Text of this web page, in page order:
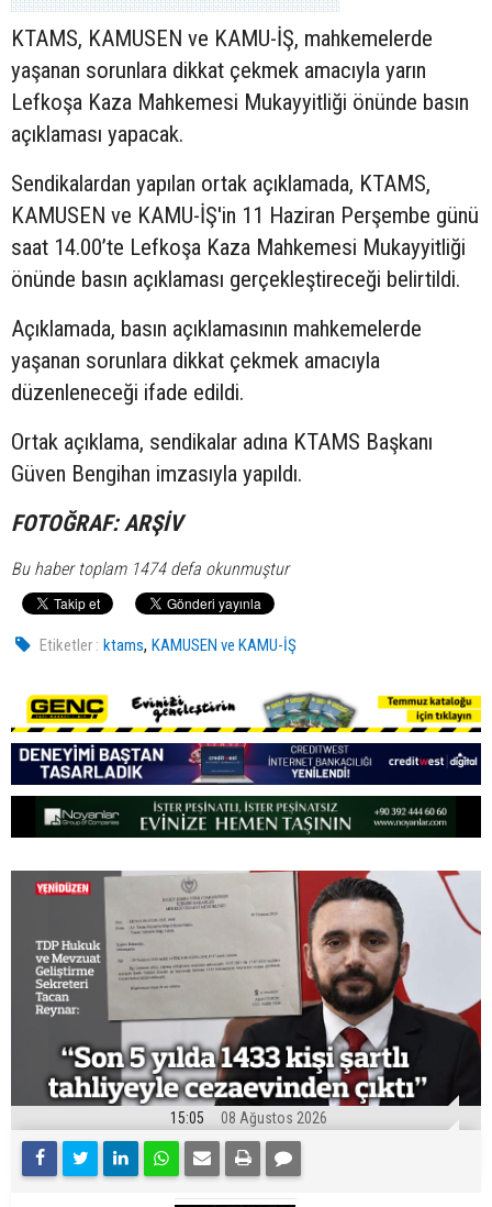
KTAMS, KAMUSEN ve KAMU-İŞ, mahkemelerde
yaşanan sorunlara dikkat çekmek amacıyla yarın
Lefkoşa Kaza Mahkemesi Mukayyitliği önünde basın
açıklaması yapacak.
Sendikalardan yapılan ortak açıklamada, KTAMS,
KAMUSEN ve KAMU-İŞ'in 11 Haziran Perşembe günü
saat 14.00’te Lefkoşa Kaza Mahkemesi Mukayyitliği
önünde basın açıklaması gerçekleştireceği belirtildi.
Açıklamada, basın açıklamasının mahkemelerde
yaşanan sorunlara dikkat çekmek amacıyla
düzenleneceği ifade edildi.
Ortak açıklama, sendikalar adına KTAMS Başkanı
Güven Bengihan imzasıyla yapıldı.
FOTOĞRAF: ARŞİV
Bu haber toplam 1474 defa okunmuştur
Etiketler : ktams,KAMUSEN ve KAMU-İŞ
15:05 08 Ağustos 2026